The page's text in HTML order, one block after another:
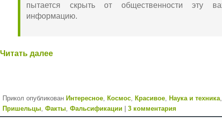
пытается скрыть от общественности эту
информацию.
Читать далее
Прикол опубликован Интересное, Космос, Красивое, Наука и техника,
Пришельцы, Факты, Фальсификации 3 комментария